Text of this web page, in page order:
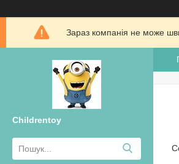
Зараз компанія не може
Childrentoy